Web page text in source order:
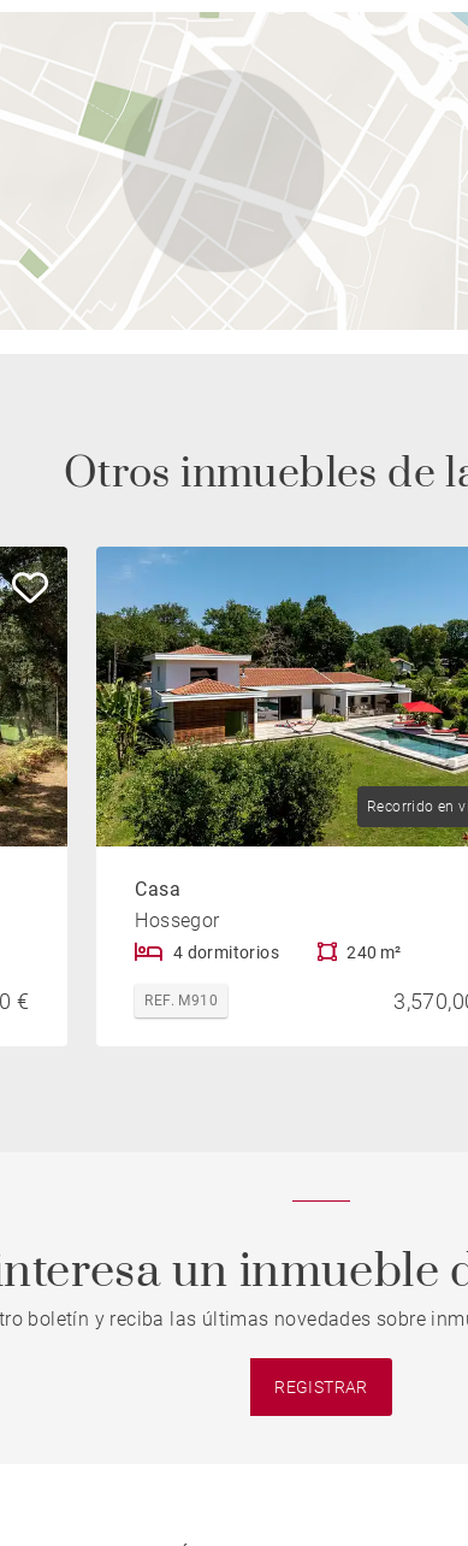
Otros inmuebles de
€
Recorrido en
Casa
Hossegor
4 dormitorios 240 m²
REF. M910
un inmueble
boletín y reciba las últimas novedades sobre
REGISTRAR